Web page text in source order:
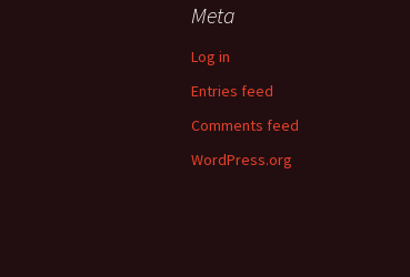
Meta
Log in
Entries feed
Comments feed
WordPress.org